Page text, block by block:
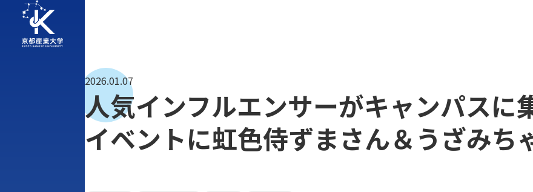
2026.01.07
人気インフルエンサーがキャンパスに
イベントに虹色侍ずまさん＆うざみち